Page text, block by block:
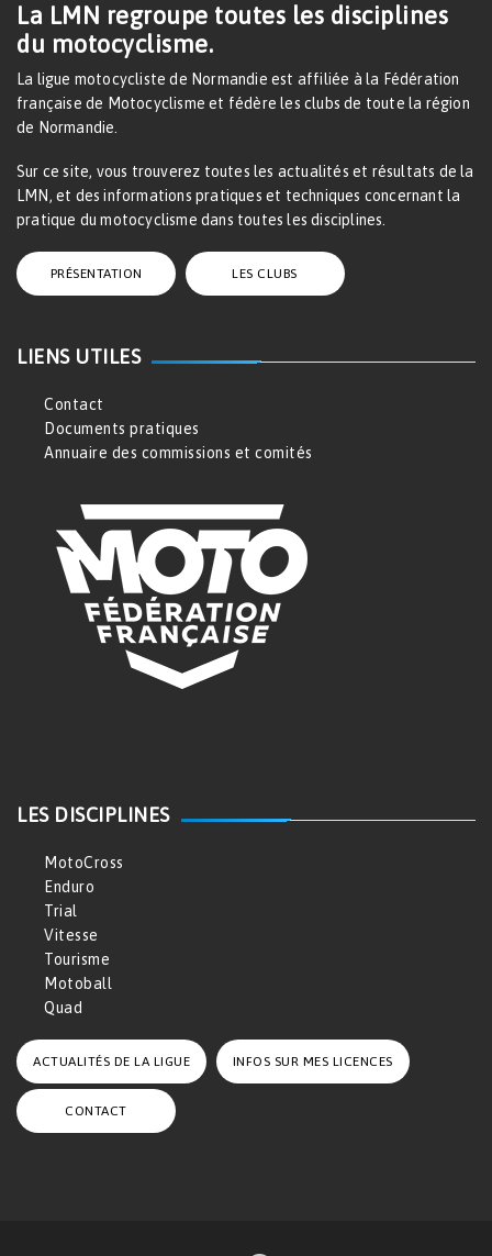
La LMN regroupe toutes les disciplines
du motocyclisme.
La ligue motocycliste de Normandie est affiliée à la Fédération
française de Motocyclisme et fédère les clubs de toute la région
de Normandie.
Sur ce site, vous trouverez toutes les actualités et résultats de la
LMN, et des informations pratiques et techniques concernant la
pratique du motocyclisme dans toutes les disciplines.
PRÉSENTATION LES CLUBS
LIENS UTILES
Contact
Documents pratiques
Annuaire des commissions et comités
LES DISCIPLINES
MotoCross
Enduro
Trial
Vitesse
Tourisme
Motoball
Quad
ACTUALITÉS DE LA LIGUE INFOS SUR MES LICENCES
CONTACT